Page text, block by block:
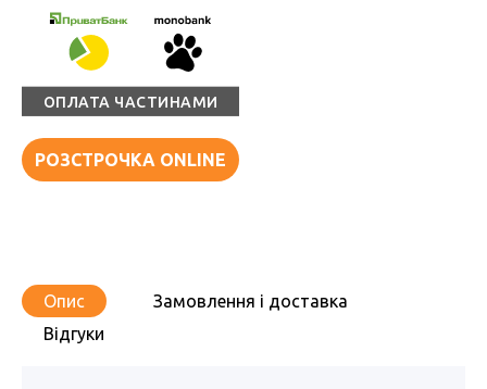
ОПЛАТА ЧАСТИНАМИ
РОЗСТРОЧКА ONLINE
Опис
Замовлення і доставка
Відгуки